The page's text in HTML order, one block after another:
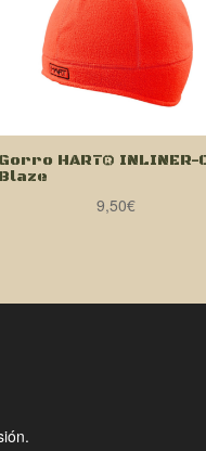
Gorro HART® INLINER-
Blaze
9,50€